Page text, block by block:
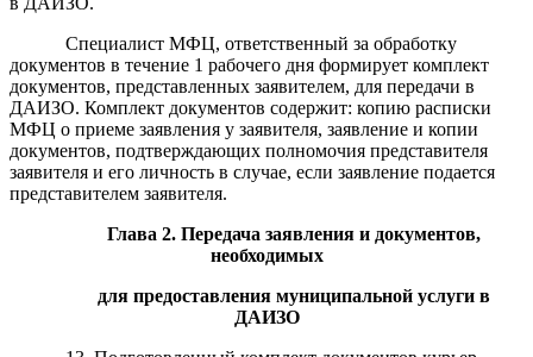
Специалист МФЦ, ответственный за обработку
документов в течение 1 рабочего дня формирует комплект
документов, представленных заявителем, для передачи в
ДАИЗО. Комплект документов содержит: копию расписки
МФЦ о приеме заявления у заявителя, заявление и копии
документов, подтверждающих полномочия представителя
заявителя и его личность в случае, если заявление подается
представителем заявителя.
Глава 2. Передача заявления и документов,
необходимых
дляпредоставления муниципальной услуги в
ДАИЗО